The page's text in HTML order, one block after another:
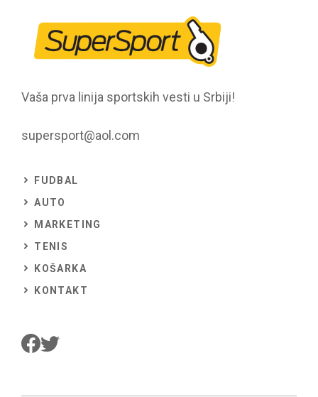
Vaša prva linija sportskih vesti u Srbiji!
supersport@aol.com
FUDBAL
AUTO
MARKETING
TENIS
KOŠARKA
KONTAKT